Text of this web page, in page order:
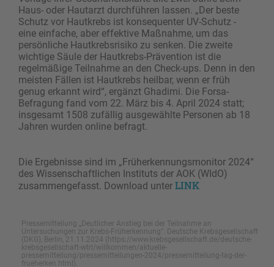
Haus- oder Hautarzt durchführen lassen. „Der beste
Schutz vor Hautkrebs ist konsequenter UV-Schutz -
eine einfache, aber effektive Maßnahme, um das
persönliche Hautkrebsrisiko zu senken. Die zweite
wichtige Säule der Hautkrebs-Prävention ist die
regelmäßige Teilnahme an den Check-ups. Denn in den
meisten Fällen ist Hautkrebs heilbar, wenn er früh
genug erkannt wird“, ergänzt Ghadimi. Die Forsa-
Befragung fand vom 22. März bis 4. April 2024 statt;
insgesamt 1508 zufällig ausgewählte Personen ab 18
Jahren wurden online befragt.
Die Ergebnisse sind im „Früherkennungsmonitor 2024“
des Wissenschaftlichen Instituts der AOK (WIdO)
zusammengefasst. Download unter LINK
Pressemitteilung „Deutlicher Anstieg bei der Teilnahme an
Untersuchungen zur Krebs-Früherkennung“. Deutsche Krebsgesellschaft
(DKG), Berlin, 21.11.2024 (https://www.krebsgesellschaft.de/deutsche-
krebsgesellschaft-wtrl/willkommen/aktuelle-
pressemitteilung/pressemitteilungen-2024/pressemitteilung-tag-der-
frueherken.html).